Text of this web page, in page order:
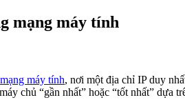
mạng máy tính
mạng máy tính, nơi một địa chỉ IP duy
chủ “gần nhất” hoặc “tốt nhất”